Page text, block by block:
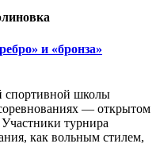
и «бронза»
спортивной школы
— открытом
Участники турнира
как вольным стилем,